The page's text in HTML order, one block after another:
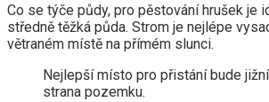
Co se týče půdy, pro pěstování hrušek je
středně těžká půda. Strom je nejlépe
větraném místě na přímém slunci.
Nejlepší místo pro přistání bude
strana pozemku.